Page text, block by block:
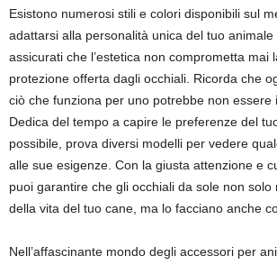
Esistono numerosi stili e colori disponibili sul
adattarsi alla personalità unica del tuo animale
assicurati che l’estetica non comprometta mai
protezione offerta dagli occhiali. Ricorda che
ciò che funziona per uno potrebbe non essere
Dedica del tempo a capire le preferenze del
possibile, prova diversi modelli per vedere
alle sue esigenze. Con la giusta attenzione e
puoi garantire che gli occhiali da sole non solo
della vita del tuo cane, ma lo facciano anche
Nell’affascinante mondo degli accessori per